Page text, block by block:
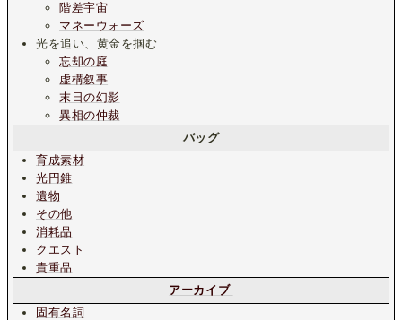
階差宇宙
マネーウォーズ
光を追い、黄金を掴む
忘却の庭
虚構叙事
末日の幻影
異相の仲裁
バッグ
育成素材
光円錐
遺物
その他
消耗品
クエスト
貴重品
アーカイブ
固有名詞